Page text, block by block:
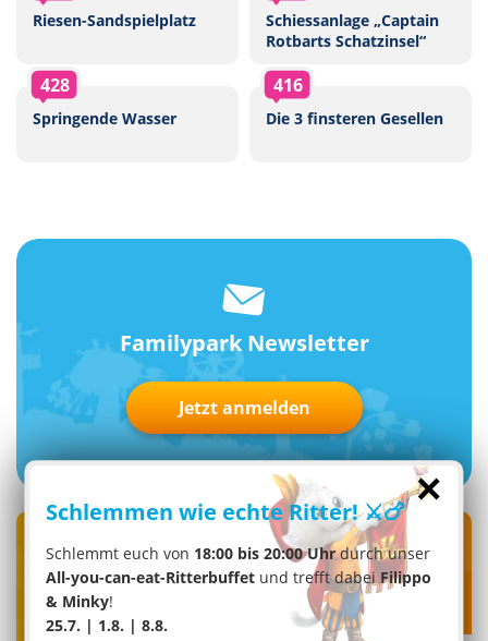
Riesen-Sandspielplatz
Schiessanlage „Captain
Rotbarts Schatzinsel“
428
Springende Wasser
416
Die 3 finsteren Gesellen
Familypark Newsletter
Jetzt anmelden
Folge uns auf
Social Media!
×
Schlemmen wie echte Ritter! ⚔️🍗
Schlemmt euch von 18:00 bis 20:00 Uhrdurch unser
All-you-can-eat-Ritterbuffet und trefft dabeiFilippo
& Minky!
25.7. | 1.8. | 8.8.